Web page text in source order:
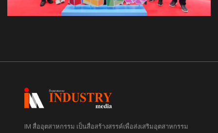
IM สื่ออุตสาหกรรม เป็นสื่อสร้างสรรค์เพื่อส่งเสริมอุตสาหกรรม